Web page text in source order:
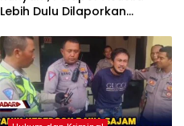
Lebih Dulu Dilaporkan